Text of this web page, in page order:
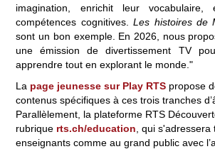
imagination, enrichit leur vocabulaire,
compétences cognitives.Les histoires de
sont un bon exemple. En 2026, nous
une émission de divertissement TV
apprendre tout en explorant le monde."
La page jeunesse sur Play RTS propose
contenus spécifiques à ces trois tranches
Parallèlement, la plateforme RTS
rubrique rts.ch/education , qui
enseignants comme au grand public avec